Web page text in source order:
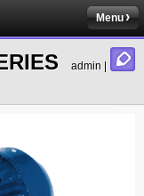
Menu
admin |